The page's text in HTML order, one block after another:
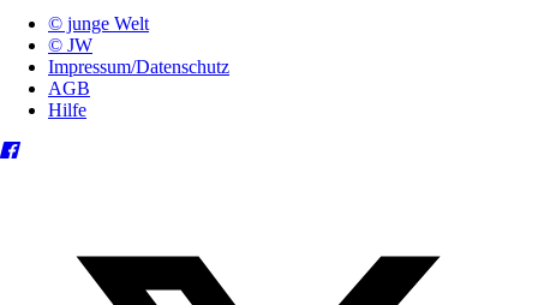
© junge Welt
© JW
Impressum/Datenschutz
AGB
Hilfe